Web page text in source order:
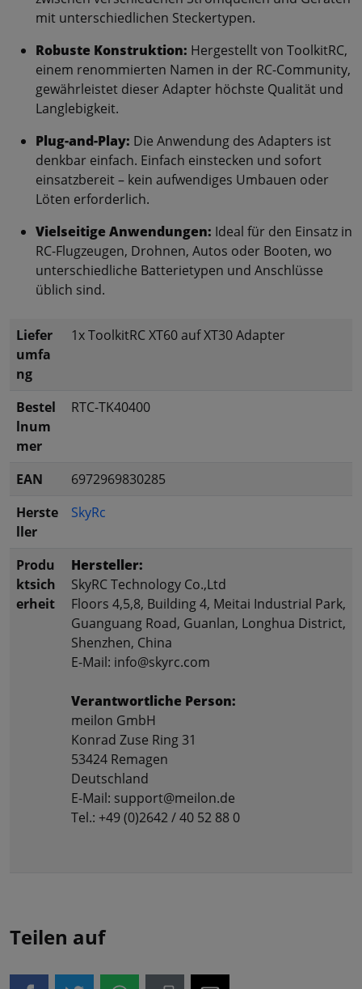
mit unterschiedlichen Steckertypen.
Robuste Konstruktion: Hergestellt von ToolkitRC,
einem renommierten Namen in der RC-Community,
gewährleistet dieser Adapter höchste Qualität und
Langlebigkeit.
Plug-and-Play: Die Anwendung des Adapters ist
denkbar einfach. Einfach einstecken und sofort
einsatzbereit – kein aufwendiges Umbauen oder
Löten erforderlich.
Vielseitige Anwendungen: Ideal für den Einsatz in
RC-Flugzeugen, Drohnen, Autos oder Booten, wo
unterschiedliche Batterietypen und Anschlüsse
üblich sind.
Liefer
umfa
ng
1x ToolkitRC XT60 auf XT30 Adapter
Bestel
lnum
mer
RTC-TK40400
EAN
6972969830285
Herste
ller
SkyRc
Produ
ktsich
erheit
Hersteller:
SkyRC Technology Co.,Ltd
Floors 4,5,8, Building 4, Meitai Industrial Park,
Guanguang Road, Guanlan, Longhua District,
Shenzhen, China
E-Mail: info@skyrc.com
Verantwortliche Person:
meilon GmbH
Konrad Zuse Ring 31
53424 Remagen
Deutschland
E-Mail: support@meilon.de
Tel.: +49 (0)2642 / 40 52 88 0
Teilen auf